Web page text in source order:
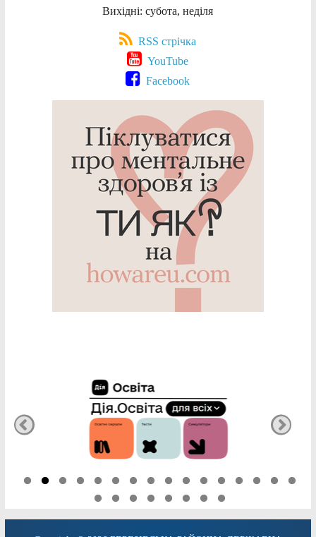
Вихідні: субота, неділя
RSS стрічка
YouTube
Facebook